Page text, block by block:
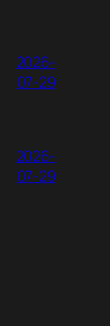
2026-
07-29
2026-
07-29